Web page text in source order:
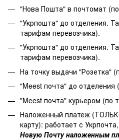
"Нова Пошта" в почтомат
"Укрпошта" до отделения.
тарифам перевозчика).
"Укрпошта" до отделения.
тарифам перевозчика).
На точку выдачи "Розетка"
"Meest почта" до
"Meest почта" курьером (по
Наложенный платеж
карту): работает с
Новую Почту наложенным